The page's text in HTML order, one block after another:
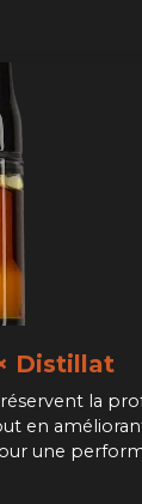
Distillat
la
en
une